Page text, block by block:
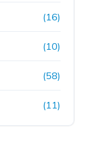
(16)
(10)
(58)
(11)